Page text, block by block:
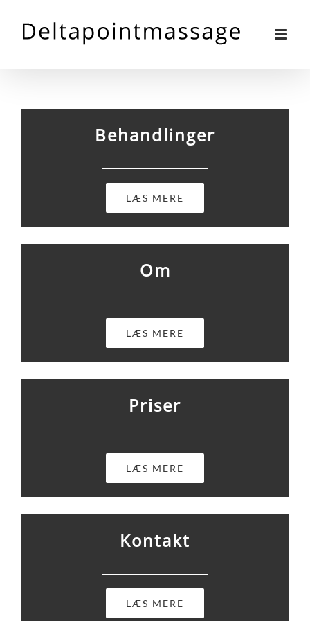
content
Behandlinger
LÆS MERE
Om
LÆS MERE
Priser
LÆS MERE
Kontakt
LÆS MERE